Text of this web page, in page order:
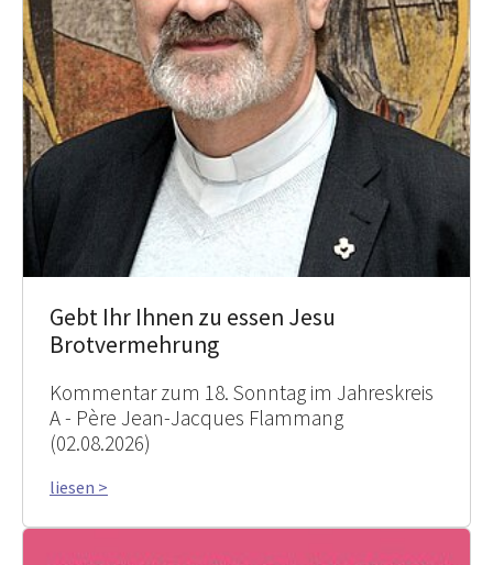
Gebt Ihr Ihnen zu essen Jesu
Brotvermehrung
Kommentar zum 18. Sonntag im Jahreskreis
A - Père Jean-Jacques Flammang
(02.08.2026)
liesen >